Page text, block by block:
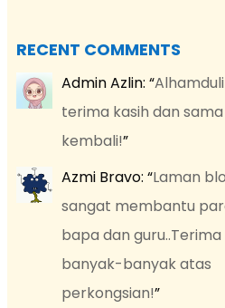
RECENT COMMENTS
Admin Azlin: “
terima kasih dan
kembali!”
Azmi Bravo: “Laman
sangat membantu
bapa dan guru..Terima
banyak-banyak atas
perkongsian!”